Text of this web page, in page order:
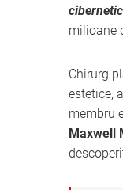
milioane
Chirurg
estetice,
membru
Maxwell